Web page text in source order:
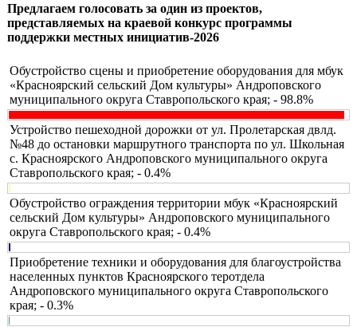
Предлагаем голосовать за один из проектов,
представляемых на краевой конкурс программы
поддержки местных инициатив-2026
Обустройство сцены и приобретение оборудования для мбук
«Красноярский сельский Дом культуры» Андроповского
муниципального округа Ставропольского края; - 98.8%
Устройство пешеходной дорожки от ул. Пролетарская двлд.
№48 до остановки маршрутного транспорта по ул. Школьная
с. Красноярского Андроповского муниципального округа
Ставропольского края; - 0.4%
Обустройство ограждения территории мбук «Красноярский
сельский Дом культуры» Андроповского муниципального
округа Ставропольского края; - 0.4%
Приобретение техники и оборудования для благоустройства
населенных пунктов Красноярского теротдела
Андроповского муниципального округа Ставропольского
края; - 0.3%